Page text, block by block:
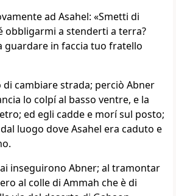
ad Asahel: «Smetti di
obbligarmi a stenderti a terra?
guardare in faccia tuo fratello
cambiare strada; perciò Abner
lo colpí al basso ventre, e la
ed egli cadde e morí sul posto;
luogo dove Asahel era caduto e
inseguirono Abner; al tramontar
al colle di Ammah che è di